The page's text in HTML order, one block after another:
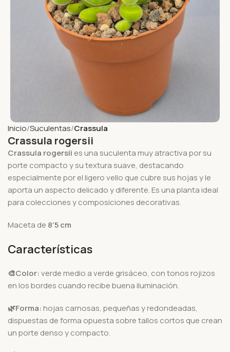
Inicio Suculentas Crassula
Crassula rogersii
Crassula rogersii es una suculenta muy atractiva por su
porte compacto y su textura suave, destacando
especialmente por el ligero vello que cubre sus hojas y le
aporta un aspecto delicado y diferente. Es una planta ideal
para colecciones y composiciones decorativas.
Maceta de 8’5 cm
Características
🎨Color:verde medio a verde grisáceo, con tonos rojizos
en los bordes cuando recibe buena iluminación.
🌿Forma: hojas carnosas, pequeñas y redondeadas,
dispuestas de forma opuesta sobre tallos cortos que crean
un porte denso y compacto.